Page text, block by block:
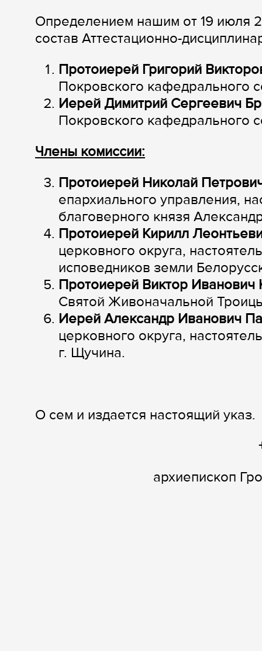
Определением нашим от 19 июля
состав Аттестационно-
Протоиерей Григорий
Покровского кафедрального
Иерей Димитрий Сергеевич
Покровского кафедрального
Члены комиссии:
Протоиерей Николай
епархиального управления,
благоверного князя
Протоиерей Кирилл
церковного округа,
исповедников земли
Протоиерей Виктор Иванович
Святой Живоначальной
Иерей Александр Иванович
церковного округа,
г. Щучина.
О сем и издается настоящий указ.
архиепископ